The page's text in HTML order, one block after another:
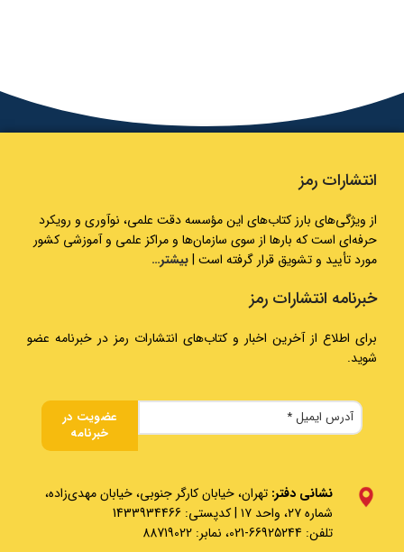
انتشارات رمز
از ویژگی‌های بارز کتاب‌های این مؤسسه دقت علمی، نوآوری و رویکرد
حرفه‌ای است که بارها از سوی سازمان‌ها و مراکز علمی و آموزشی کشور
مورد تأیید و تشویق قرار گرفته است |بیشتر…
خبرنامه انتشارات رمز
برای اطلاع از آخرین اخبار و کتاب‌های انتشارات رمز در خبرنامه عضو
شوید.
نشانی دفتر: تهران، خیابان کارگر جنوبی، خیابان مهدی‌زاده،
شماره ۲۷، واحد ۱۷ | کدپستی: 1433934466
تلفن: 66925244-021، نمابر: 88719022